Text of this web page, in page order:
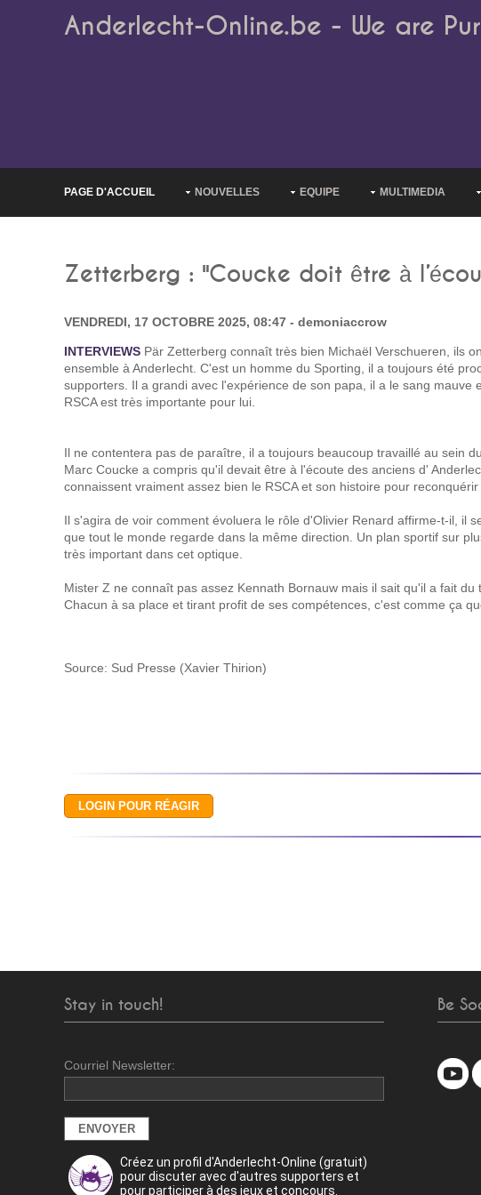
Anderlecht-Online.be - We are
PAGE D'ACCUEIL NOUVELLES EQUIPE MULTIMEDIA
Zetterberg : "Coucke doit être à
VENDREDI, 17 OCTOBRE 2025, 08:47 - demoniaccrow
INTERVIEWS Pär Zetterberg connaît très bien Michaël Verschueren, ils
ensemble à Anderlecht. C'est un homme du Sporting, il a toujours été
supporters. Il a grandi avec l'expérience de son papa, il a le sang mauve
RSCA est très importante pour lui.
Il ne contentera pas de paraître, il a toujours beaucoup travaillé au sein
Marc Coucke a compris qu'il devait être à l'écoute des anciens d'
connaissent vraiment assez bien le RSCA et son histoire pour reconquérir
Il s'agira de voir comment évoluera le rôle d'Olivier Renard affirme-t-il, il
que tout le monde regarde dans la même direction. Un plan sportif sur
très important dans cet optique.
Mister Z ne connaît pas assez Kennath Bornauw mais il sait qu'il a fait
Chacun à sa place et tirant profit de ses compétences, c'est comme ça
Source: Sud Presse (Xavier Thirion)
Stay in touch!
Courriel Newsletter:
Créez un profil d'Anderlecht-Online (gratuit)
pour discuter avec d'autres supporters et
pour participer à des jeux et concours.
Be